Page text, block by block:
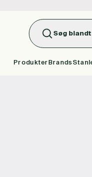
Søg
Produkter Brands